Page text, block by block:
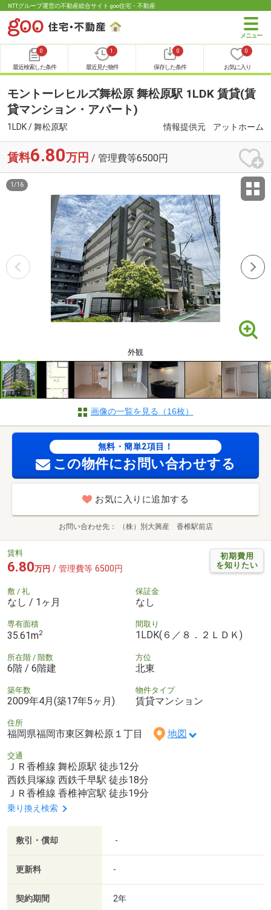
NTTグループ運営の不動産総合サイト goo住宅・不動産
0
最近検索した条件
1
最近見た物件
0
保存した条件
0
お気に入り
モントーレヒルズ舞松原 舞松原駅 1LDK 賃貸(賃
貸マンション・アパート)
1LDK / 舞松原駅 情報提供元 アットホーム
賃料6.80万円 / 管理費等6500円
外観
1 /16
画像の一覧を見る（16枚）
無料・簡単2項目！
この物件にお問い合わせする
お気に入りに追加する
お問い合わせ先 （株）別大興産 香椎駅前店
初期費用
を知りたい
賃料
6.80万円 / 管理費等 6500円
敷 / 礼
なし / 1ヶ月
保証金
なし
専有面積
35.61m2
間取り
1LDK(６／８．２ＬＤＫ)
所在階 / 階数
6階 / 6階建
方位
北東
築年数
2009年4月(築17年5ヶ月)
物件タイプ
賃貸マンション
住所
福岡県福岡市東区舞松原１丁目 地図
交通
ＪＲ香椎線 舞松原駅 徒歩12分
西鉄貝塚線 西鉄千早駅 徒歩18分
ＪＲ香椎線 香椎神宮駅 徒歩19分
乗り換え検索
敷引・償却 -
更新料 -
契約期間 2年